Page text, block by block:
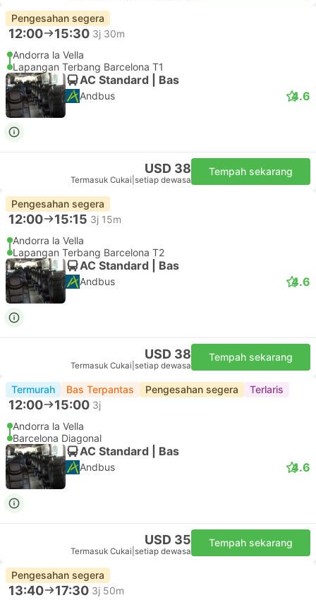
Pengesahan segera
12:00 15:30 3j 30m
Andorra la Vella
Lapangan Terbang Barcelona T1
AC Standard | Bas
Andbus 4.6
USD 38
Termasuk Cukai setiap dewasa
Tempah sekarang
Pengesahan segera
12:00 15:15 3j 15m
Andorra la Vella
Lapangan Terbang Barcelona T2
AC Standard | Bas
Andbus 4.6
USD 38
Termasuk Cukai setiap dewasa
Tempah sekarang
Termurah Bas Terpantas Pengesahan segera Terlaris
12:00 15:00 3j
Andorra la Vella
Barcelona Diagonal
AC Standard | Bas
Andbus 4.6
USD 35
Termasuk Cukai setiap dewasa
Tempah sekarang
Pengesahan segera
13:40 17:30 3j 50m